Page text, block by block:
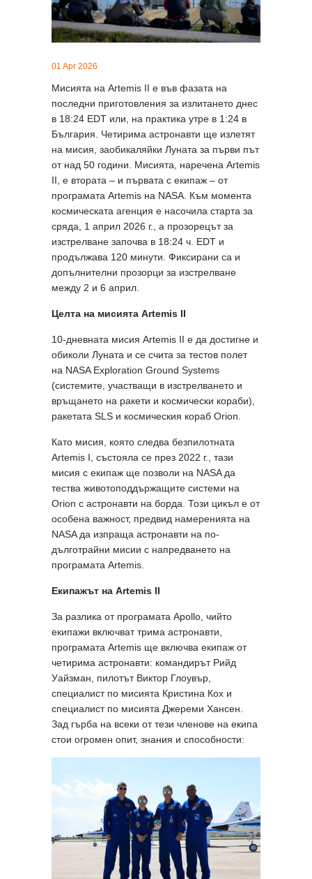
01 Apr 2026
Мисията на Artemis II е във фазата на
последни приготовления за излитането днес
в 18:24 EDT или, на практика утре в 1:24 в
България. Четирима астронавти ще излетят
на мисия, заобикаляйки Луната за първи път
от над 50 години. Мисията, наречена Artemis
II, е втората – и първата с екипаж – от
програмата Artemis на NASA. Към момента
космическата агенция е насочила старта за
сряда, 1 април 2026 г., а прозорецът за
изстрелване започва в 18:24 ч. EDT и
продължава 120 минути. Фиксирани са и
допълнителни прозорци за изстрелване
между 2 и 6 април.
Целта на мисията Artemis II
10-дневната мисия Artemis II е да достигне и
обиколи Луната и се счита за тестов полет
на NASA Exploration Ground Systems
(системите, участващи в изстрелването и
връщането на ракети и космически кораби),
ракетата SLS и космическия кораб Orion.
Като мисия, която следва безпилотната
Artemis I, състояла се през 2022 г., тази
мисия с екипаж ще позволи на NASA да
тества животоподдържащите системи на
Orion с астронавти на борда. Този цикъл е от
особена важност, предвид намеренията на
NASA да изпраща астронавти на по-
дълготрайни мисии с напредването на
програмата Artemis.
Екипажът на Artemis II
За разлика от програмата Apollo, чийто
екипажи включват трима астронавти,
програмата Artemis ще включва екипаж от
четирима астронавти: командирът Рийд
Уайзман, пилотът Виктор Глоувър,
специалист по мисията Кристина Кох и
специалист по мисията Джереми Хансен.
Зад гърба на всеки от тези членове на екипа
стои огромен опит, знания и способности: